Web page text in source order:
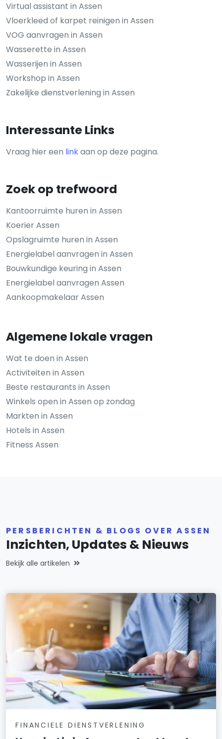
Virtual assistant in Assen
Vloerkleed of karpet reinigen in Assen
VOG aanvragen in Assen
Wasserette in Assen
Wasserijen in Assen
Workshop in Assen
Zakelijke dienstverlening in Assen
Interessante Links
Vraag hier een linkaan op deze pagina.
Zoek op trefwoord
Kantoorruimte huren in Assen
Koerier Assen
Opslagruimte huren in Assen
Energielabel aanvragen in Assen
Bouwkundige keuring in Assen
Energielabel aanvragen Assen
Aankoopmakelaar Assen
Algemene lokale vragen
Wat te doen in Assen
Activiteiten in Assen
Beste restaurants in Assen
Winkels open in Assen op zondag
Markten in Assen
Hotels in Assen
Fitness Assen
PERSBERICHTEN & BLOGS OVER ASSEN
Inzichten, Updates & Nieuws
Bekijk alle artikelen
FINANCIELE DIENSTVERLENING